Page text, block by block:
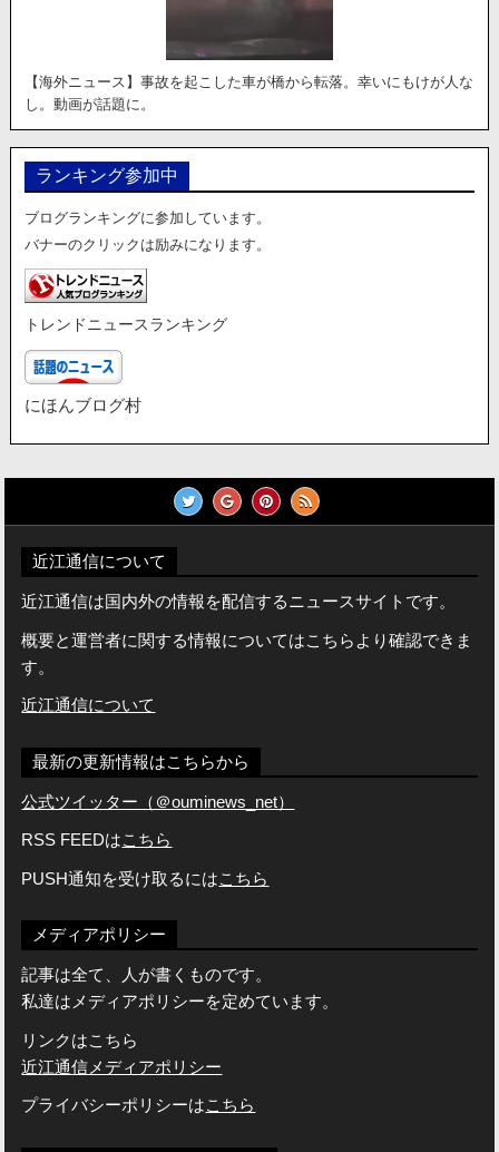
【海外ニュース】事故を起こした車が橋から転落。幸いにもけが人な
し。動画が話題に。
ランキング参加中
ブログランキングに参加しています。
バナーのクリックは励みになります。
トレンドニュースランキング
にほんブログ村
近江通信について
近江通信は国内外の情報を配信するニュースサイトです。
概要と運営者に関する情報についてはこちらより確認できま
す。
近江通信について
最新の更新情報はこちらから
公式ツイッター（＠ouminews_net）
RSS FEEDはこちら
PUSH通知を受け取るにはこちら
メディアポリシー
記事は全て、人が書くものです。
私達はメディアポリシーを定めています。
リンクはこちら
近江通信メディアポリシー
プライバシーポリシーはこちら